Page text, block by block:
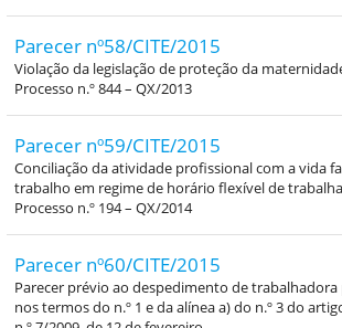
Parecer nº58/CITE/2015
Violação da legislação de proteção da
Processo n.º 844 – QX/2013
Parecer nº59/CITE/2015
Conciliação da atividade profissional com a vida
trabalho em regime de horário flexível de
Processo n.º 194 – QX/2014
Parecer nº60/CITE/2015
Parecer prévio ao despedimento de
nos termos do n.º 1 e da alínea a) do n.º 3 do